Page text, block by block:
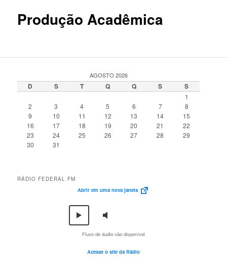
Produção Acadêmica
AGOSTO 2026
D S T Q Q S S
1
2
3 4 5 6 7
8
9
10 11 12 13 14
15
16
17 18 19 20 21
22
23
24 25 26 27 28
29
30
31
RÁDIO FEDERAL FM
Abrir em uma nova janela
Fluxo de áudio não disponível
Acesse o site da Rádio